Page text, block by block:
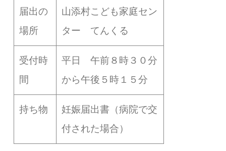
届出の
場所
山添村こども家庭セン
ター てんくる
受付時
間
平日 午前８時３０分
から午後５時１５分
持ち物
妊娠届出書（病院で交
付された場合）